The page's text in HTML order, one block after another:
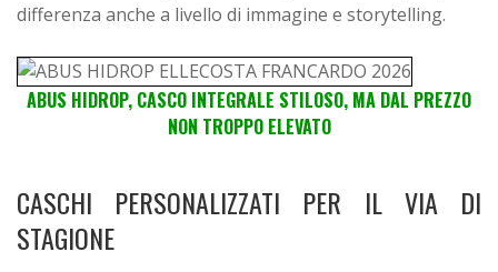
differenza anche a livello di immagine e storytelling.
ABUS HIDROP, CASCO INTEGRALE STILOSO, MA DAL PREZZO
NON TROPPO ELEVATO
CASCHI PERSONALIZZATI PER IL VIA DI
STAGIONE